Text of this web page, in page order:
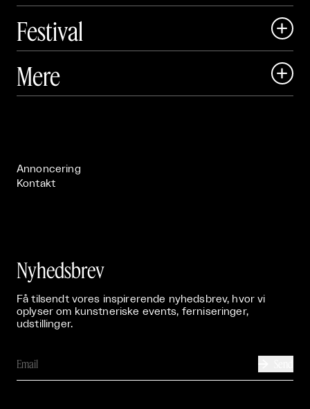
Festival

 Art Matter Festival
Mere 
Annoncering
Kontakt
Nyhedsbrev
Få tilsendt vores inspirerende nyhedsbrev, hvor vi
oplyser om kunstneriske events, ferniseringer,
udstillinger.